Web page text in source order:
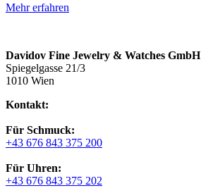
Mehr erfahren
Davidov Fine Jewelry & Watches GmbH
Spiegelgasse 21/3
1010 Wien
Kontakt:
Für Schmuck:
+43 676 843 375 200
Für Uhren:
+43 676 843 375 202